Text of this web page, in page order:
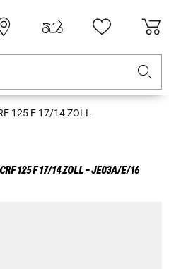
125 F 17/14 ZOLL
CRF 125 F 17/14 ZOLL - JE03A/E/16